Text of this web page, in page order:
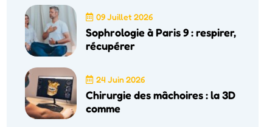
09 Juillet 2026
Sophrologie à Paris 9 : respirer,
récupérer
24 Juin 2026
Chirurgie des mâchoires : la 3D
comme